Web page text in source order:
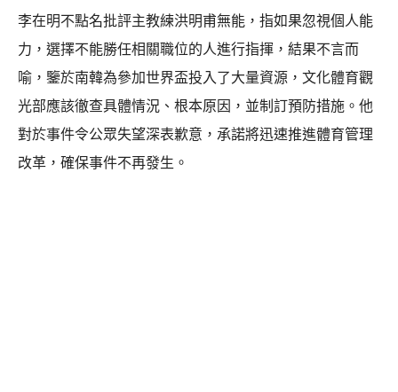
李在明不點名批評主教練洪明甫無能，指如果忽視個人能
力，選擇不能勝任相關職位的人進行指揮，結果不言而
喻，鑒於南韓為參加世界盃投入了大量資源，文化體育觀
光部應該徹查具體情況、根本原因，並制訂預防措施。他
對於事件令公眾失望深表歉意，承諾將迅速推進體育管理
改革，確保事件不再發生。